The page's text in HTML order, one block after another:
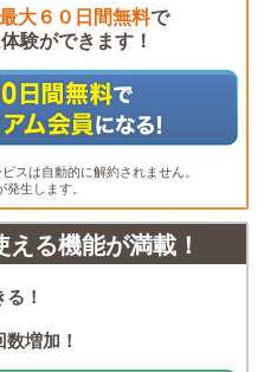
最大６０日間無料で
験ができます！
スは自動的に解約されません。
生します。
る機能が満載！
！
増加！